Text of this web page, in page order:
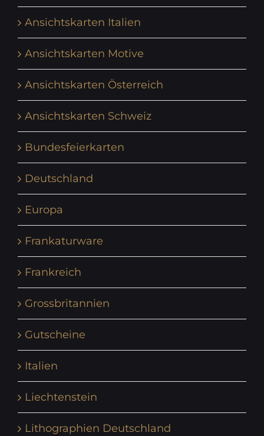
Ansichtskarten Italien
Ansichtskarten Motive
Ansichtskarten Österreich
Ansichtskarten Schweiz
Bundesfeierkarten
Deutschland
Europa
Frankaturware
Frankreich
Grossbritannien
Gutscheine
Italien
Liechtenstein
Lithographien Deutschland